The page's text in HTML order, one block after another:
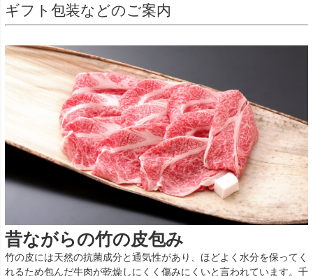
ギフト包装などのご案内
昔ながらの竹の皮包み
竹の皮には天然の抗菌成分と通気性があり、ほどよく水分を保ってく
れるため包んだ牛肉が乾燥しにくく傷みにくいと言われています。千